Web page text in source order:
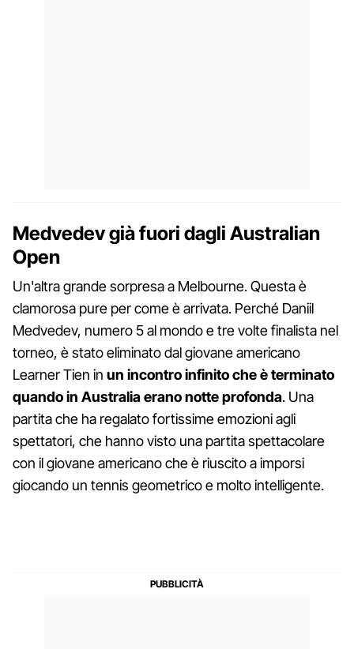
Medvedev già fuori dagli Australian
Open
Un'altra grande sorpresa a Melbourne. Questa è
clamorosa pure per come è arrivata. Perché Daniil
Medvedev, numero 5 al mondo e tre volte finalista nel
torneo, è stato eliminato dal giovane americano
Learner Tien in un incontro infinito che è terminato
quando in Australia erano notte profonda. Una
partita che ha regalato fortissime emozioni agli
spettatori, che hanno visto una partita spettacolare
con il giovane americano che è riuscito a imporsi
giocando un tennis geometrico e molto intelligente.